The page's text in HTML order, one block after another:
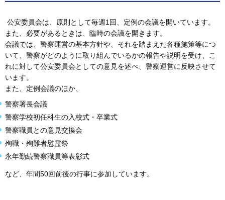
公安委員会は、原則として毎週1回、定例の会議を開いています。
また、必要があるときは、臨時の会議を開きます。
会議では、警察運営の基本方針や、それを踏まえた各種施策等につ
いて、警察がどのように取り組んでいるかの報告や説明を受け、こ
れに対して公安委員会としての意見を述べ、警察運営に反映させて
います。
また、定例会議のほか、
警察署長会議
警察学校初任科生の入校式・卒業式
警察職員との意見交換会
殉職・殉難者慰霊祭
永年勤続警察職員等表彰式
など、年間50回前後の行事に参加しています。